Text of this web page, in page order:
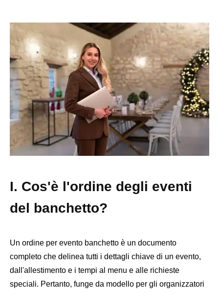
I. Cos'è l'ordine degli eventi
del banchetto?
Un ordine per evento banchetto è un documento
completo che delinea tutti i dettagli chiave di un evento,
dall'allestimento e i tempi al menu e alle richieste
speciali. Pertanto, funge da modello per gli organizzatori